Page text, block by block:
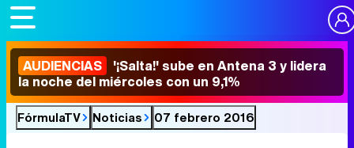
AUDIENCIAS '¡Salta!' sube en Antena 3 y lidera
la noche del miércoles con un 9,1%
FórmulaTV Noticias 07 febrero 2016